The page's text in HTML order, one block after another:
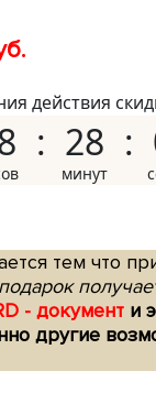
действия
28
тем что
- документ и
другие